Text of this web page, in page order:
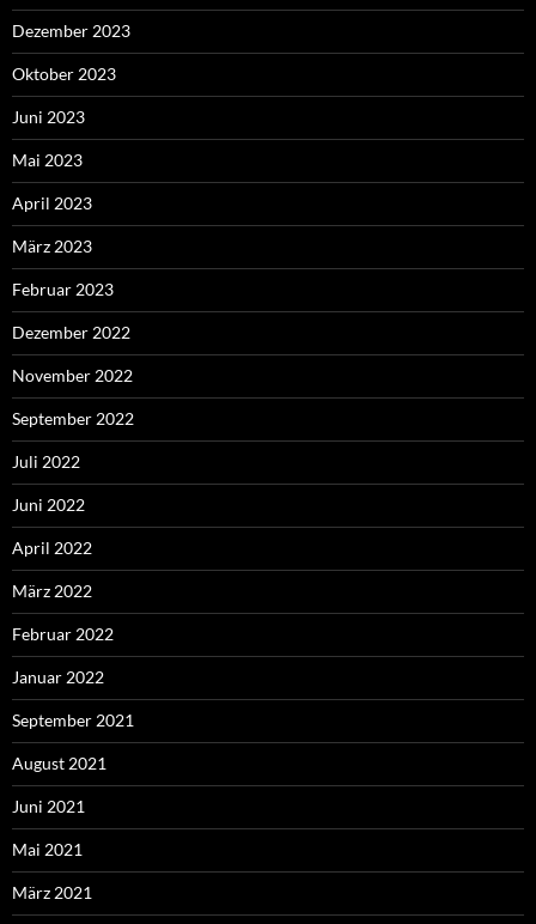
Dezember 2023
Oktober 2023
Juni 2023
Mai 2023
April 2023
März 2023
Februar 2023
Dezember 2022
November 2022
September 2022
Juli 2022
Juni 2022
April 2022
März 2022
Februar 2022
Januar 2022
September 2021
August 2021
Juni 2021
Mai 2021
März 2021